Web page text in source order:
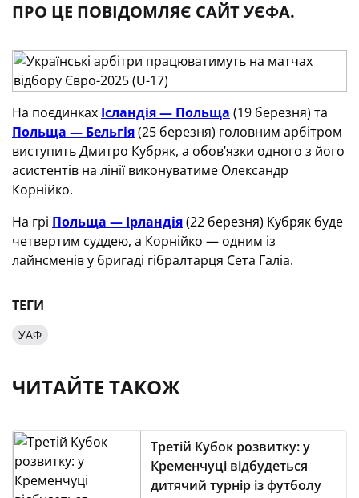
ПРО ЦЕ ПОВІДОМЛЯЄ САЙТ УЄФА.
На поєдинках Ісландія — Польща (19 березня) та
Польща — Бельгія(25 березня) головним арбітром
виступить Дмитро Кубряк, а обов’язки одного з його
асистентів на лінії виконуватиме Олександр
Корнійко.
На грі Польща — Ірландія(22 березня) Кубряк буде
четвертим суддею, а Корнійко — одним із
лайнсменів у бригаді гібралтарця Сета Галіа.
ТЕГИ
УАФ
ЧИТАЙТЕ ТАКОЖ
Третій Кубок розвитку: у
Кременчуці відбудеться
дитячий турнір із футболу